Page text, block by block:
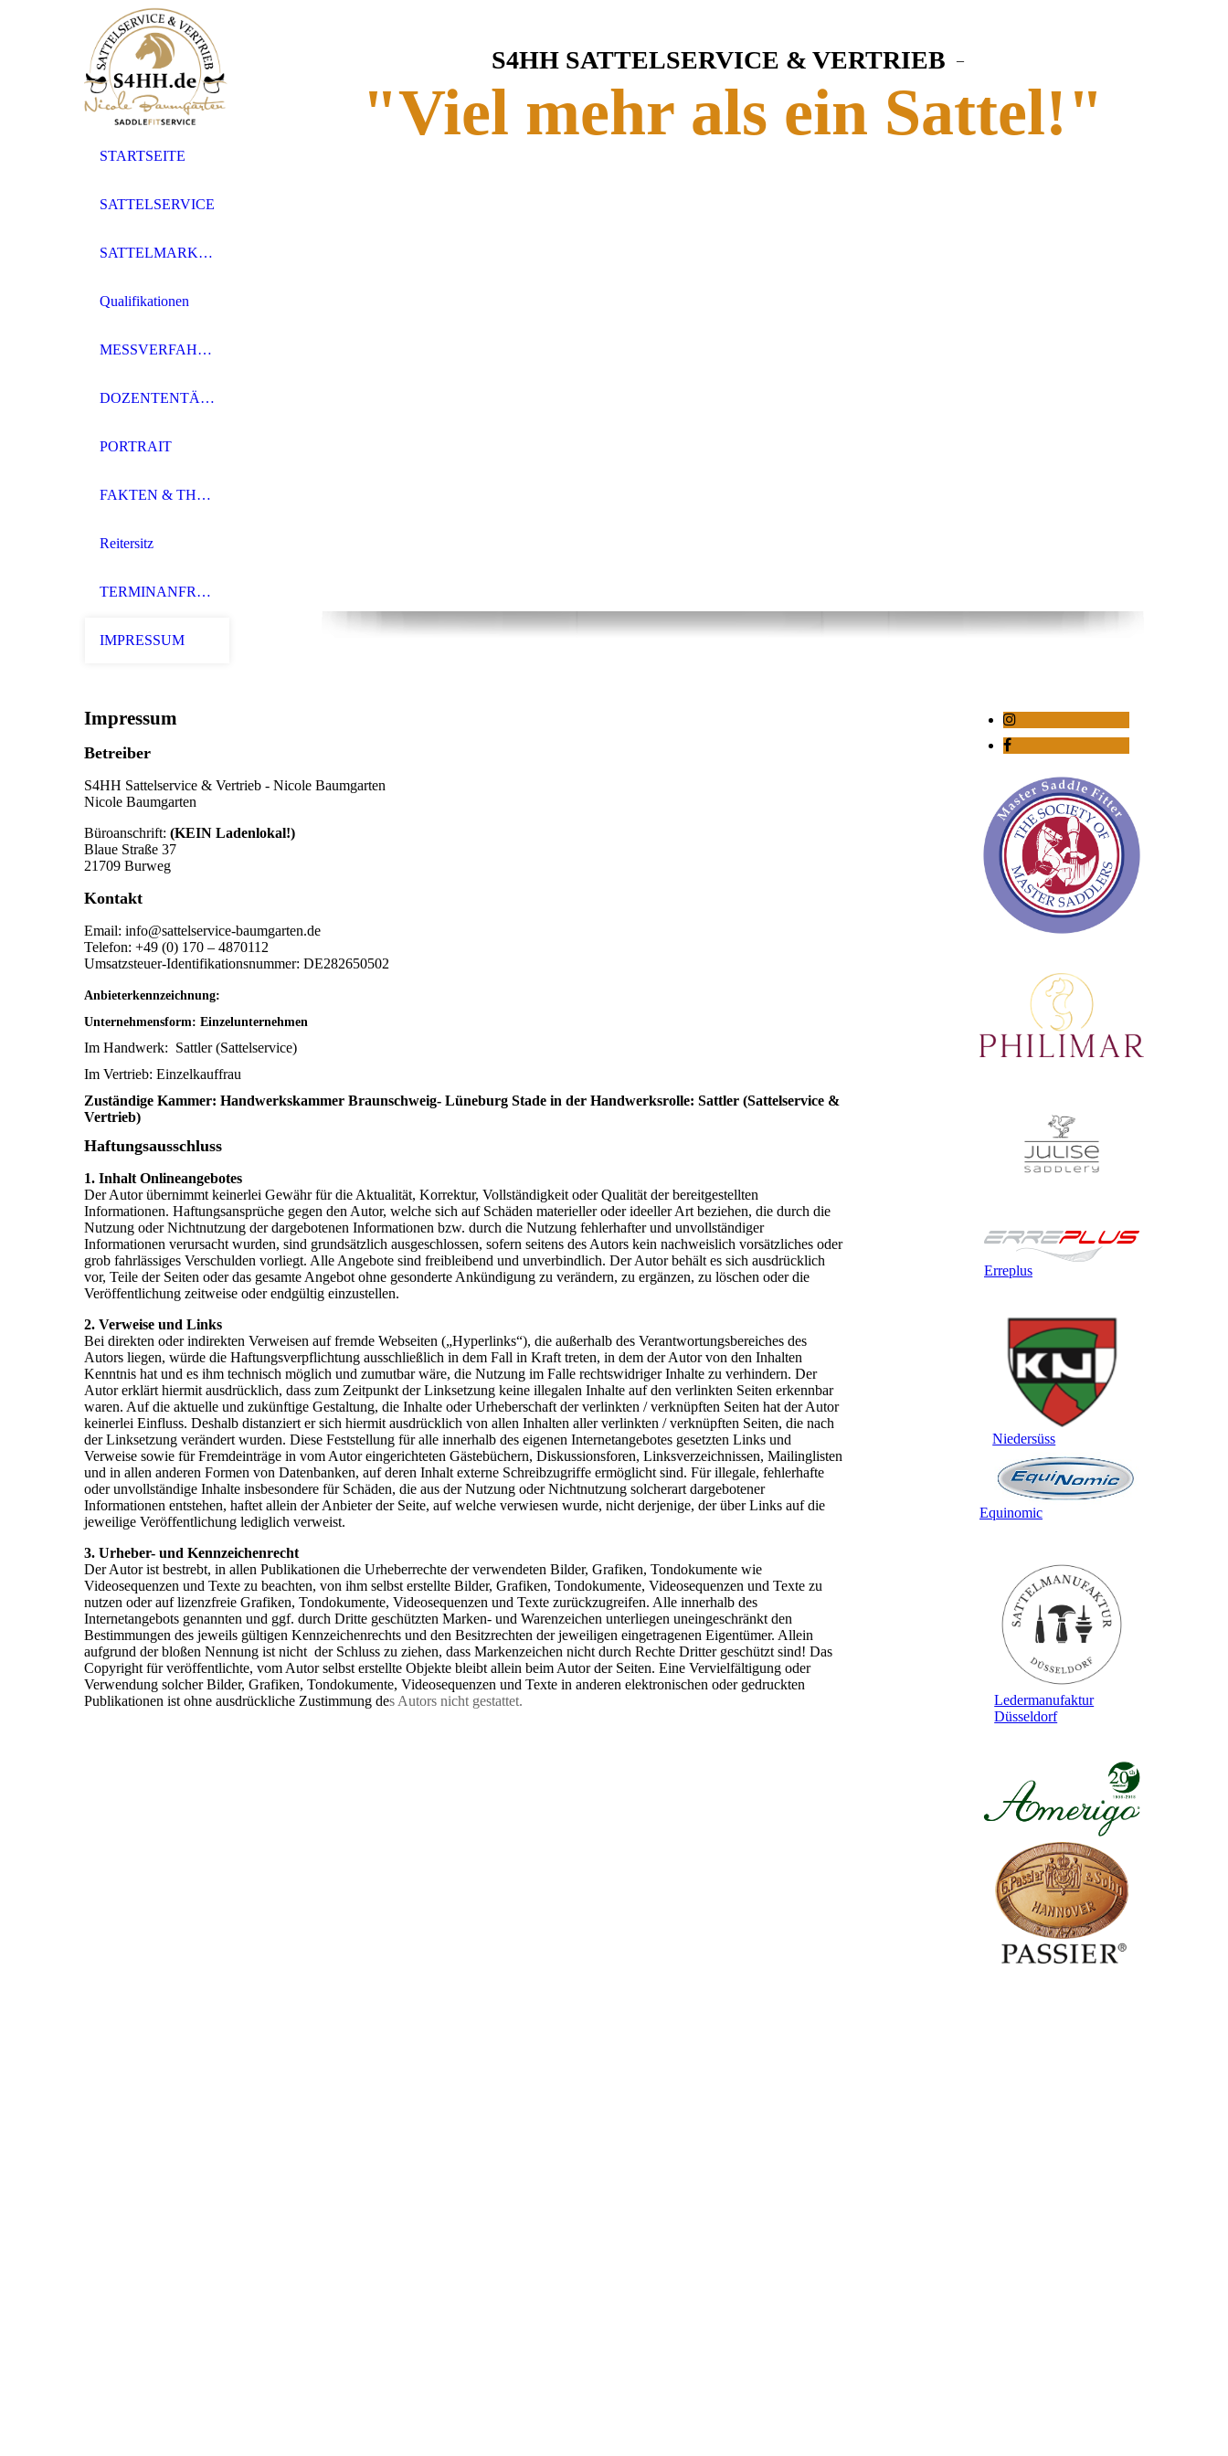
S4HH SATTELSERVICE & VERTRIEB –
"Viel mehr als ein Sattel!"
STARTSEITE
SATTELSERVICE
SATTELMARKEN
Qualifikationen
MESSVERFAHREN
DOZENTENTÄTIGKEIT
PORTRAIT
FAKTEN & THEMEN
Reitersitz
TERMINANFRAGE
IMPRESSUM
Impressum
Betreiber
S4HH Sattelservice & Vertrieb - Nicole Baumgarten
Nicole Baumgarten
Büroanschrift: (KEIN Ladenlokal!)
Blaue Straße 37
21709 Burweg
Kontakt
Email: info@sattelservice-baumgarten.de
Telefon: +49 (0) 170 – 4870112
Umsatzsteuer-Identifikationsnummer: DE282650502
Anbieterkennzeichnung:
Unternehmensform: Einzelunternehmen
Im Handwerk: Sattler (Sattelservice)
Im Vertrieb: Einzelkauffrau
Zuständige Kammer: Handwerkskammer Braunschweig- Lüneburg Stade in der Handwerksrolle: Sattler (Sattelservice &
Vertrieb)
Haftungsausschluss
1. Inhalt Onlineangebotes
Der Autor übernimmt keinerlei Gewähr für die Aktualität, Korrektur, Vollständigkeit oder Qualität der bereitgestellten
Informationen. Haftungsansprüche gegen den Autor, welche sich auf Schäden materieller oder ideeller Art beziehen, die durch die
Nutzung oder Nichtnutzung der dargebotenen Informationen bzw. durch die Nutzung fehlerhafter und unvollständiger
Informationen verursacht wurden, sind grundsätzlich ausgeschlossen, sofern seitens des Autors kein nachweislich vorsätzliches oder
grob fahrlässiges Verschulden vorliegt. Alle Angebote sind freibleibend und unverbindlich. Der Autor behält es sich ausdrücklich
vor, Teile der Seiten oder das gesamte Angebot ohne gesonderte Ankündigung zu verändern, zu ergänzen, zu löschen oder die
Veröffentlichung zeitweise oder endgültig einzustellen.
2. Verweise und Links
Bei direkten oder indirekten Verweisen auf fremde Webseiten („Hyperlinks“), die außerhalb des Verantwortungsbereiches des
Autors liegen, würde die Haftungsverpflichtung ausschließlich in dem Fall in Kraft treten, in dem der Autor von den Inhalten
Kenntnis hat und es ihm technisch möglich und zumutbar wäre, die Nutzung im Falle rechtswidriger Inhalte zu verhindern. Der
Autor erklärt hiermit ausdrücklich, dass zum Zeitpunkt der Linksetzung keine illegalen Inhalte auf den verlinkten Seiten erkennbar
waren. Auf die aktuelle und zukünftige Gestaltung, die Inhalte oder Urheberschaft der verlinkten / verknüpften Seiten hat der Autor
keinerlei Einfluss. Deshalb distanziert er sich hiermit ausdrücklich von allen Inhalten aller verlinkten / verknüpften Seiten, die nach
der Linksetzung verändert wurden. Diese Feststellung für alle innerhalb des eigenen Internetangebotes gesetzten Links und
Verweise sowie für Fremdeinträge in vom Autor eingerichteten Gästebüchern, Diskussionsforen, Linksverzeichnissen, Mailinglisten
und in allen anderen Formen von Datenbanken, auf deren Inhalt externe Schreibzugriffe ermöglicht sind. Für illegale, fehlerhafte
oder unvollständige Inhalte insbesondere für Schäden, die aus der Nutzung oder Nichtnutzung solcherart dargebotener
Informationen entstehen, haftet allein der Anbieter der Seite, auf welche verwiesen wurde, nicht derjenige, der über Links auf die
jeweilige Veröffentlichung lediglich verweist.
3. Urheber- und Kennzeichenrecht
Der Autor ist bestrebt, in allen Publikationen die Urheberrechte der verwendeten Bilder, Grafiken, Tondokumente wie
Videosequenzen und Texte zu beachten, von ihm selbst erstellte Bilder, Grafiken, Tondokumente, Videosequenzen und Texte zu
nutzen oder auf lizenzfreie Grafiken, Tondokumente, Videosequenzen und Texte zurückzugreifen. Alle innerhalb des
Internetangebots genannten und ggf. durch Dritte geschützten Marken- und Warenzeichen unterliegen uneingeschränkt den
Bestimmungen des jeweils gültigen Kennzeichenrechts und den Besitzrechten der jeweiligen eingetragenen Eigentümer. Allein
aufgrund der bloßen Nennung ist nicht der Schluss zu ziehen, dass Markenzeichen nicht durch Rechte Dritter geschützt sind! Das
Copyright für veröffentlichte, vom Autor selbst erstellte Objekte bleibt allein beim Autor der Seiten. Eine Vervielfältigung oder
Verwendung solcher Bilder, Grafiken, Tondokumente, Videosequenzen und Texte in anderen elektronischen oder gedruckten
Publikationen ist ohne ausdrückliche Zustimmung des Autors nicht gestattet.
Erreplus
Niedersüss
Equinomic
Ledermanufaktur
Düsseldorf